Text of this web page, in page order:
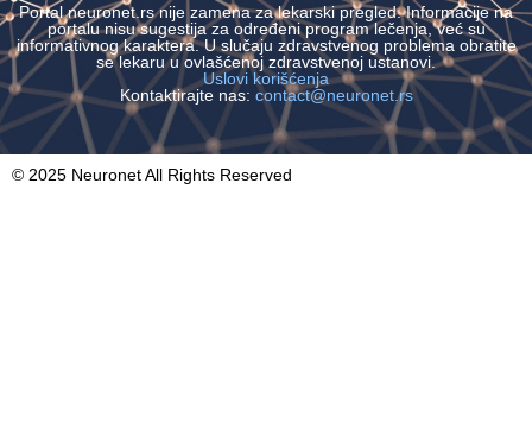
Portal neuronet.rs nije zamena za lekarski pregled. Informacije na
portalu nisu sugestija za određeni program lečenja, već su
informativnog karaktera. U slučaju zdravstvenog problema obratite
se lekaru u ovlašćenoj zdravstvenoj ustanovi.
Uslovi korišćenja
Kontaktirajte nas: contact@neuronet.rs
© 2025 Neuronet All Rights Reserved